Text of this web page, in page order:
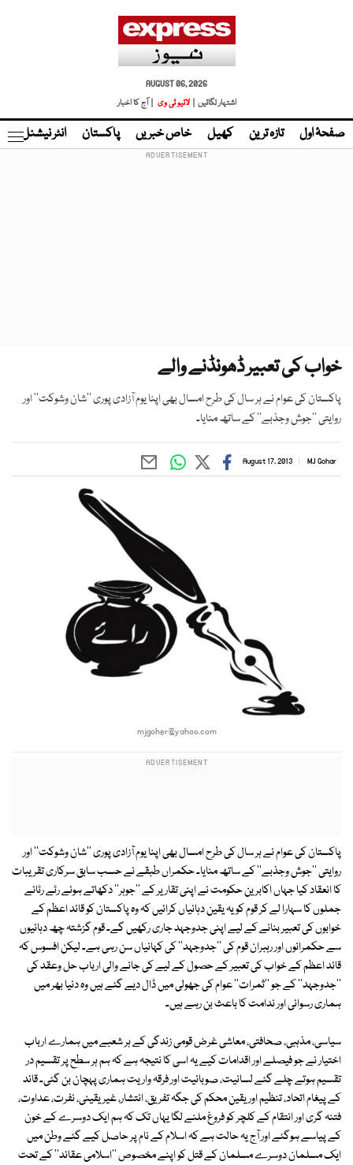
AUGUST 06, 2026
اشتہار لگائیں |
لائیو ٹی وی | آج کا اخبار
صفحۂ اول تازہ ترین کھیل خاص خبریں پاکستان انٹر نیشنل
خواب کی تعبیر ڈھونڈنے والے
پاکستان کی عوام نے ہر سال کی طرح امسال بھی اپنا یوم آزادی پوری ’’شان وشوکت‘‘ اور
روایتی ’’جوش وجذبے‘‘ کے ساتھ منایا۔
MJ Gohar
August 17, 2013
mjgoher@yahoo.com
پاکستان کی عوام نے ہر سال کی طرح امسال بھی اپنا یوم آزادی پوری ''شان وشوکت'' اور
روایتی ''جوش وجذبے'' کے ساتھ منایا۔ حکمراں طبقے نے حسب سابق سرکاری تقریبات
کا انعقاد کیا جہاں اکابرین حکومت نے اپنی تقاریر کے ''جوہر'' دکھاتے ہوئے رٹے رٹائے
جملوں کا سہارا لے کر قوم کو یہ یقین دہانیاں کرائیں کہ وہ پاکستان کو قائد اعظم کے
خوابوں کی تعبیر بنانے کے لیے اپنی جدوجہد جاری رکھیں گے۔ قوم گزشتہ چھ دہائیوں
سے حکمرانوں اور رہبران قوم کی ''جدوجہد'' کی کہانیاں سن رہی ہے۔ لیکن افسوس کہ
قائد اعظم کے خواب کی تعبیر کے حصول کے لیے کی جانے والی ارباب حل وعقد کی
''جدوجہد'' کے جو ''ثمرات'' عوام کی جھولی میں ڈال دیے گئے ہیں وہ دنیا بھر میں
ہماری رسوائی اور ندامت کا باعث بن رہے ہیں۔
سیاسی، مذہبی، صحافتی، معاشی غرض قومی زندگی کے ہر شعبے میں ہمارے ارباب
اختیار نے جو فیصلے اور اقدامات کیے یہ اسی کا نتیجہ ہے کہ ہم ہر سطح پر تقسیم در
تقسیم ہوتے چلے گئے لسانیت، صوبائیت اور فرقہ واریت ہماری پہچان بن گئی۔ قائد
کے پیغام اتحاد، تنظیم اور یقین محکم کی جگہ تفریق، انتشار، غیر یقینی، نفرت، عداوت،
فتنہ گری اور انتقام کے کلچر کو فروغ ملنے لگا یہاں تک کہ ہم ایک دوسرے کے خون
کے پیاسے ہوگئے اور آج یہ حالت ہے کہ اسلام کے نام پر حاصل کیے گئے وطن میں
ایک مسلمان دوسرے مسلمان کے قتل کو اپنے مخصوص ''اسلامی عقائد'' کے تحت